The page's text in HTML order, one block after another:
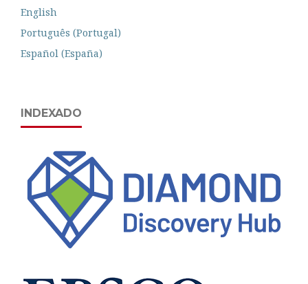
English
Português (Portugal)
Español (España)
INDEXADO